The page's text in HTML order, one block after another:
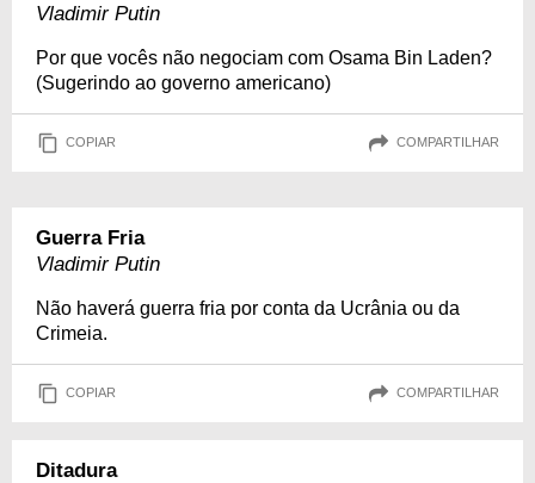
Vladimir Putin
Por que vocês não negociam com Osama Bin Laden?
(Sugerindo ao governo americano)
COPIAR COMPARTILHAR
Guerra Fria
Vladimir Putin
Não haverá guerra fria por conta da Ucrânia ou da
Crimeia.
COPIAR COMPARTILHAR
Ditadura